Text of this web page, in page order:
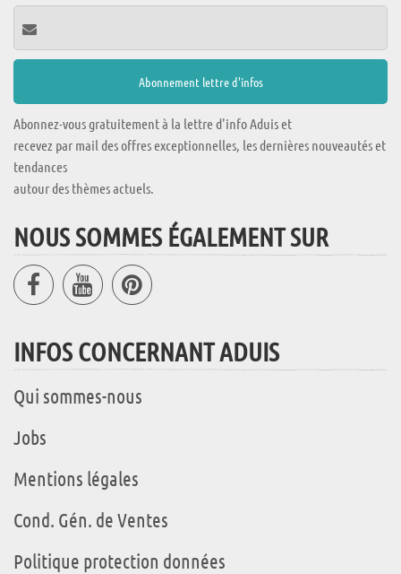
Abonnez-vous gratuitement à la lettre d'info Aduis et
recevez par mail des offres exceptionnelles, les dernières nouveautés et
tendances
autour des thèmes actuels.
NOUS SOMMES ÉGALEMENT SUR
INFOS CONCERNANT ADUIS
Qui sommes-nous
Jobs
Mentions légales
Cond. Gén. de Ventes
Politique protection données